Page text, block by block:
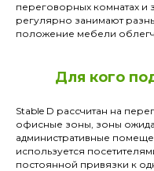
переговорных комнатах и
регулярно занимают
положение мебели
Для кого
Stable D рассчитан на
офисные зоны, зоны
административные
используется
постоянной привязки к